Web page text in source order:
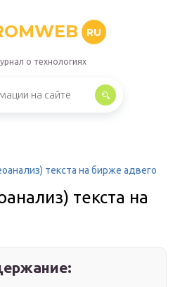
RU
о технологиях
текста на бирже адвего
текста на